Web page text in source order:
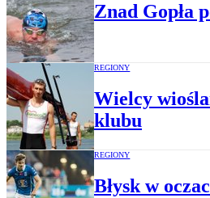
Znad Gopła
REGIONY
Wielcy
klubu
REGIONY
Błysk w